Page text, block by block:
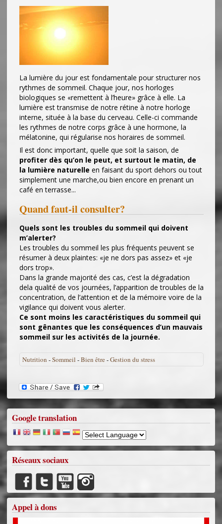
La lumière du jour est fondamentale pour structurer nos
rythmes de sommeil. Chaque jour, nos horloges
biologiques se «remettent à l’heure» grâce à elle. La
lumière est transmise de notre rétine à notre horloge
interne, située à la base du cerveau. Celle-ci commande
les rythmes de notre corps grâce à une hormone, la
mélatonine, qui régularise nos horaires de sommeil.
Il est donc important, quelle que soit la saison, de
profiter dès qu’on le peut, et surtout le matin, de
la lumière naturelle en faisant du sport dehors ou tout
simplement une marche,ou bien encore en prenant un
café en terrasse...
Quand faut-il consulter?
Quels sont les troubles du sommeil qui doivent
m’alerter?
Les troubles du sommeil les plus fréquents peuvent se
résumer à deux plaintes: «je ne dors pas assez» et «je
dors trop».
Dans la grande majorité des cas, c’est la dégradation
dela qualité de vos journées, l’apparition de troubles de la
concentration, de l’attention et de la mémoire voire de la
vigilance qui doivent vous alerter.
Ce sont moins les caractéristiques du sommeil qui
sont gênantes que les conséquences d’un mauvais
sommeil sur les activités de la journée.
Nutrition -Sommeil -Bien être-Gestion du stress
Google translation
Réseaux sociaux
Appel à dons